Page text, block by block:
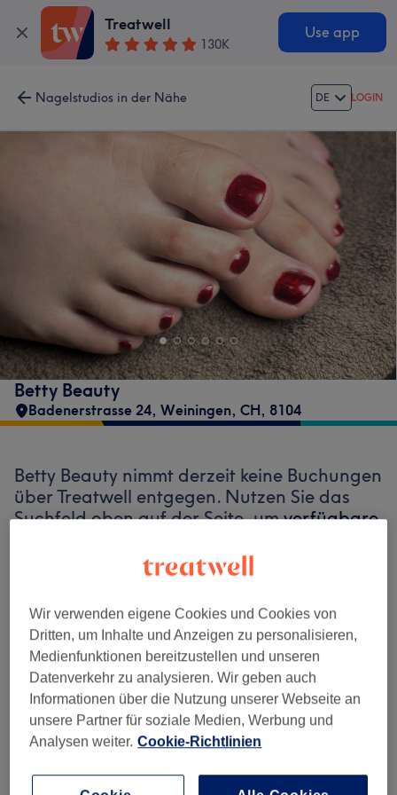
Treatwell
130K
Use app
Nagelstudios in der Nähe DE LOGIN
Betty Beauty
Badenerstrasse 24, Weiningen, CH, 8104
Betty Beauty nimmt derzeit keine Buchungen
über Treatwell entgegen. Nutzen Sie das
Suchfeld oben auf der Seite, um verfügbare
viele erstklassige Profis auf Ihren Besuch.
Finde die besten Salons in deiner Nähe
Auf Treatwell finden
Wir verwenden eigene Cookies und Cookies von
Dritten, um Inhalte und Anzeigen zu personalisieren,
Medienfunktionen bereitzustellen und unseren
Datenverkehr zu analysieren. Wir geben auch
Informationen über die Nutzung unserer Webseite an
unsere Partner für soziale Medien, Werbung und
Analysen weiter. Cookie-Richtlinien